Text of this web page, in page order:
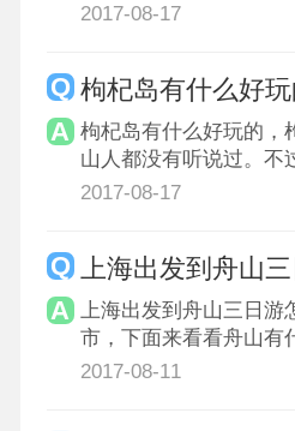
2017-08-17
枸杞岛有什么好
枸杞岛有什么好玩的，
山人都没有听说过。不
2017-08-17
上海出发到舟山
上海出发到舟山三日游
市，下面来看看舟山有
2017-08-11